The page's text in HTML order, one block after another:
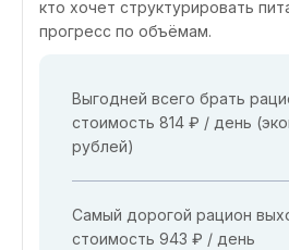
кто хочет структурировать
прогресс по объёмам.
Выгодней всего брать
стоимость 814 ₽ / день
рублей)
Самый дорогой рацион
стоимость 943 ₽ / день